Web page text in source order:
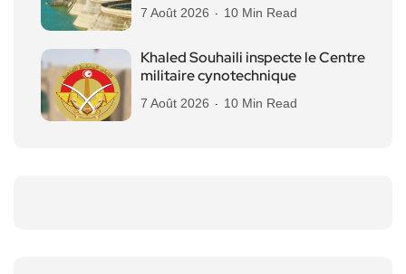
7 Août 2026 10 Min Read
Khaled Souhaili inspecte le Centre
militaire cynotechnique
7 Août 2026 10 Min Read